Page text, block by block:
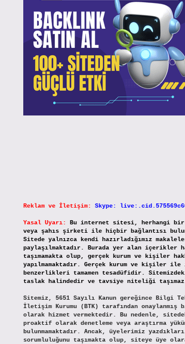
Reklam ve İletişim: Skype:
Yasal Uyarı:
Bu internet sitesi, herhangi bir
veya şahıs şirketi ile hiçbir bağlantısı
Sitede yalnızca kendi hazırladığımız
paylaşılmaktadır. Burada yer alan içerikler
taşımamakta olup, gerçek kurum ve kişiler
yapılmamaktadır. Gerçek kurum ve kişiler ile
benzerlikleri tamamen tesadüfidir.
taslak halindedir ve tavsiye niteliği
Sitemiz, 5651 Sayılı Kanun gereğince Bilgi
İletişim Kurumu (BTK) tarafından onaylanmış
olarak hizmet vermektedir. Bu nedenle,
proaktif olarak denetleme veya araştırma
bulunmamaktadır. Ancak, üyelerimiz
sorumluluğunu taşımakta olup, siteye üye